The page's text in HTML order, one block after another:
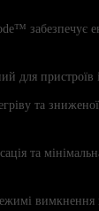
забезпечує
для
та
та
вимкнення